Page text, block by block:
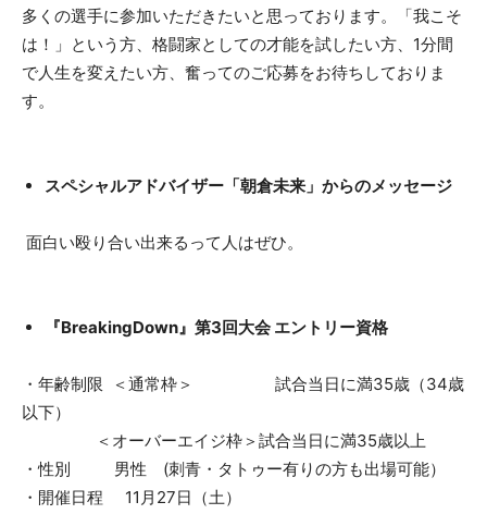
多くの選手に参加いただきたいと思っております。「我こそ
は！」という方、格闘家としての才能を試したい方、1分間
で人生を変えたい方、奮ってのご応募をお待ちしておりま
す。
スペシャルアドバイザー「朝倉未来」からのメッセージ
面白い殴り合い出来るって人はぜひ。
『BreakingDown』第3回大会 エントリー資格
・年齢制限 ＜通常枠＞ 試合当日に満35歳（34歳
以下）
＜オーバーエイジ枠＞試合当日に満35歳以上
・性別 男性 (刺青・タトゥー有りの方も出場可能）
・開催日程 11月27日（土）